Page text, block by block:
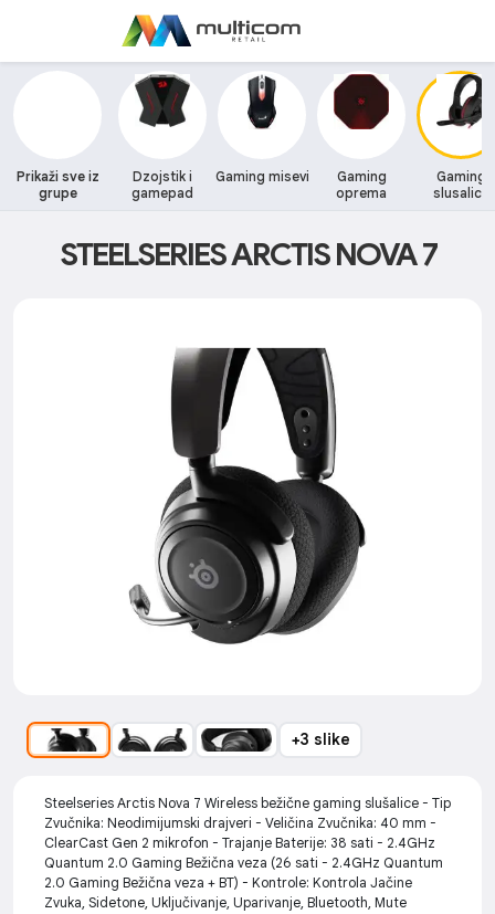
Prikaži sve iz
grupe
Dzojstik i
gamepad
Gaming misevi
Gaming
oprema
Gaming
slusalice
STEELSERIES ARCTIS NOVA 7
+3 slike
Steelseries Arctis Nova 7 Wireless bežične gaming slušalice - Tip
Zvučnika: Neodimijumski drajveri - Veličina Zvučnika: 40 mm -
ClearCast Gen 2 mikrofon - Trajanje Baterije: 38 sati - 2.4GHz
Quantum 2.0 Gaming Bežična veza (26 sati - 2.4GHz Quantum
2.0 Gaming Bežična veza + BT) - Kontrole: Kontrola Jačine
Zvuka, Sidetone, Uključivanje, Uparivanje, Bluetooth, Mute